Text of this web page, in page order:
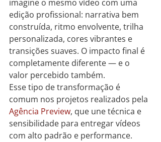
imagine o mesmo vídeo com uma
edição profissional: narrativa bem
construída, ritmo envolvente, trilha
personalizada, cores vibrantes e
transições suaves. O impacto final é
completamente diferente — e o
valor percebido também.
Esse tipo de transformação é
comum nos projetos realizados pela
Agência Preview, que une técnica e
sensibilidade para entregar vídeos
com alto padrão e performance.